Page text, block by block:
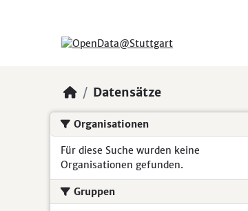
Datensätze
Organisationen
Für diese Suche wurden keine
Organisationen gefunden.
Gruppen